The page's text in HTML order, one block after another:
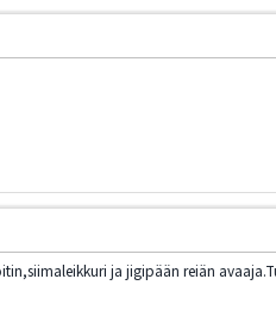
ja jigipään reiän